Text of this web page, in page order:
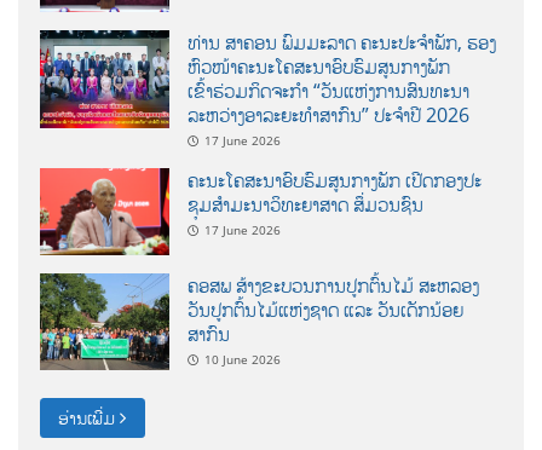
ທ່ານ ສາຄອນ ພົມມະລາດ ຄະນະປະຈໍາພັກ, ຮອງ
ຫົວໜ້າຄະນະໂຄສະນາອົບຮົມສູນກາງພັກ
ເຂົ້າຮ່ວມກິດຈະກຳ “ວັນແຫ່ງການສົນທະນາ
ລະຫວ່າງອາລະຍະທຳສາກົນ” ປະຈຳປີ 2026
17 June 2026
ຄະນະໂຄສະນາອົບຮົມສູນກາງພັກ ເປີດກອງປະ
ຊຸມສຳມະນາວິທະຍາສາດ ສຶ່ມວນຊົນ
17 June 2026
ຄອສພ ສ້າງຂະບວນການປູກຕົ້ນໄມ້ ສະຫລອງ
ວັນປູກຕົ້ນໄມ້ແຫ່ງຊາດ ແລະ ວັນເດັກນ້ອຍ
ສາກົນ
10 June 2026
ອ່ານເພີ່ມ